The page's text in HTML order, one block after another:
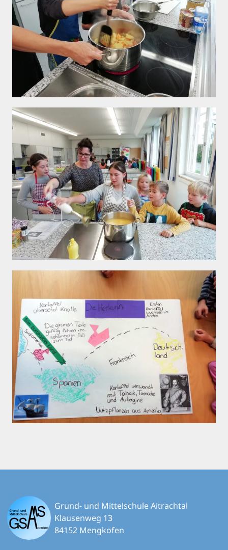
Grund- und Mittelschule Aitrachtal
Klausenweg 13
84152 Mengkofen